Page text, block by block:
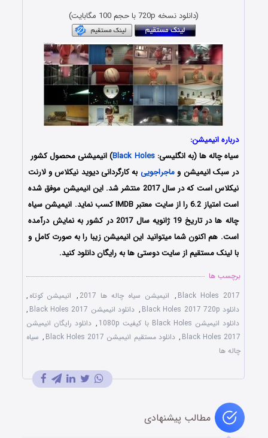
(دانلود نسخه 720p با حجم 100 مگابایت)
درباره انیمیشن:
سیاه چاله ها (به انگلیسی:Black Holes) انیمیشنی محصول کشور
در سبک انیمیشن وماجراجویی به کارگردانی دیوید نیکلاس و لارنت
نیکلاس است که در سال 2017 منتشر شد. این انیمیشن موفق شده
است امتیاز 6.2 را از سایت معتبر IMDB کسب نماید. انیمیشن سیاه
چاله ها در تاریخ 19 ژانویه سال 2017 در کشور به نمایش درآمده
است. هم اکنون شما میتوانید این انیمیشن زیبا را به صورت کامل و
با لینک مستقیم از سایت دوستی ها به رایگان دانلود کنید.
برچسب ها
Black Holes 2017
, انیمیشن سیاه چاله ها 2017 , انیمیشن کوتاه ,
دانلود Black Holes 2017 720p
, دانلود انیمیشن Black Holes 2017
,
دانلود انیمیشن Black Holes با کیفیت 1080p
, دانلود رایگان انیمیشن
Black Holes 2017
, دانلود مستقیم انیمیشن Black Holes 2017 , سیاه
چاله ها
مطالب پیشنهادی